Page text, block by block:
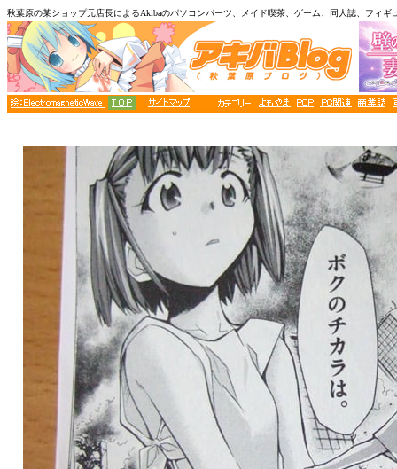
秋葉原の某ショップ元店長によるAkibaのパソコンパーツ、メイド喫茶、ゲーム、同人誌、フィ